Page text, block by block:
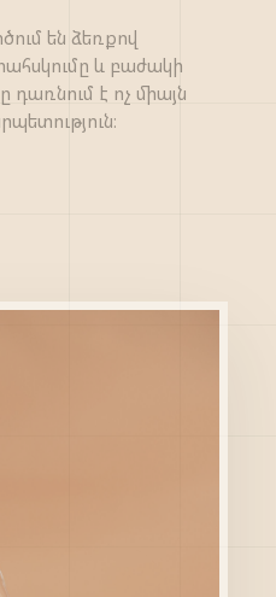
են ձեռքով
և բաժակի
դառնում է ոչ միայն